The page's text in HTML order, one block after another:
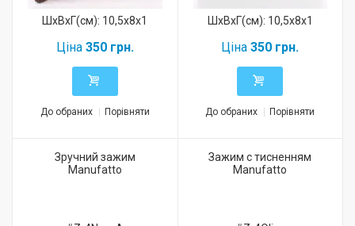
ШхВхГ(см): 10,5x8x1
Ціна 350 грн.
До обраних Порівняти
ШхВхГ(см): 10,5x8x1
Ціна 350 грн.
До обраних Порівняти
Зручний зажим
Manufatto
Зажим с тисненням
Manufatto